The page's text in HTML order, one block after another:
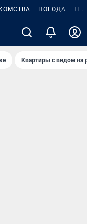
ПОГОДА
Квартиры с видом на